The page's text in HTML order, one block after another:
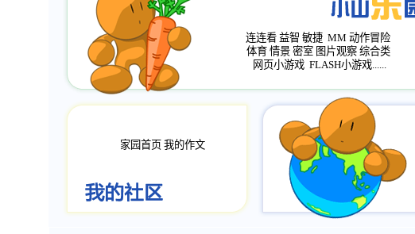
连连看 益智 敏捷 MM 动作冒险
体育 情景 密室 图片观察 综合类
网页小游戏 FLASH小游戏......
家园首页 我的作文